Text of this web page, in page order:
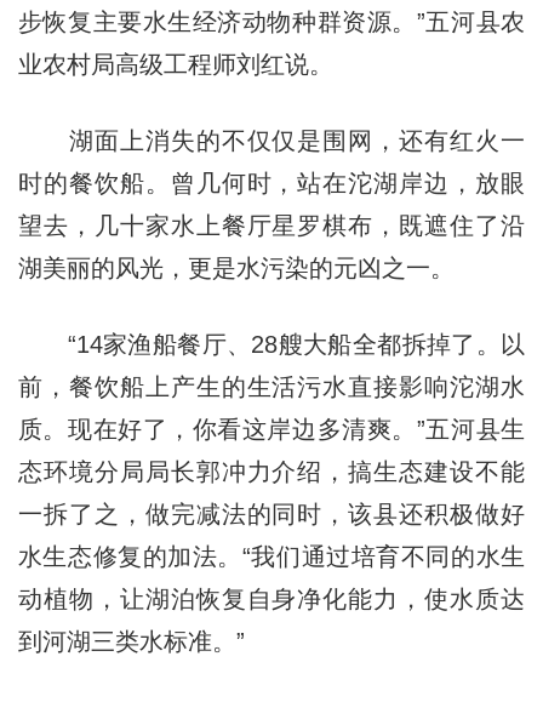
步恢复主要水生经济动物种群资源。”五河县农
业农村局高级工程师刘红说。
湖面上消失的不仅仅是围网，还有红火一
时的餐饮船。曾几何时，站在沱湖岸边，放眼
望去，几十家水上餐厅星罗棋布，既遮住了沿
湖美丽的风光，更是水污染的元凶之一。
“14家渔船餐厅、28艘大船全都拆掉了。以
前，餐饮船上产生的生活污水直接影响沱湖水
质。现在好了，你看这岸边多清爽。”五河县生
态环境分局局长郭冲力介绍，搞生态建设不能
一拆了之，做完减法的同时，该县还积极做好
水生态修复的加法。“我们通过培育不同的水生
动植物，让湖泊恢复自身净化能力，使水质达
到河湖三类水标准。”